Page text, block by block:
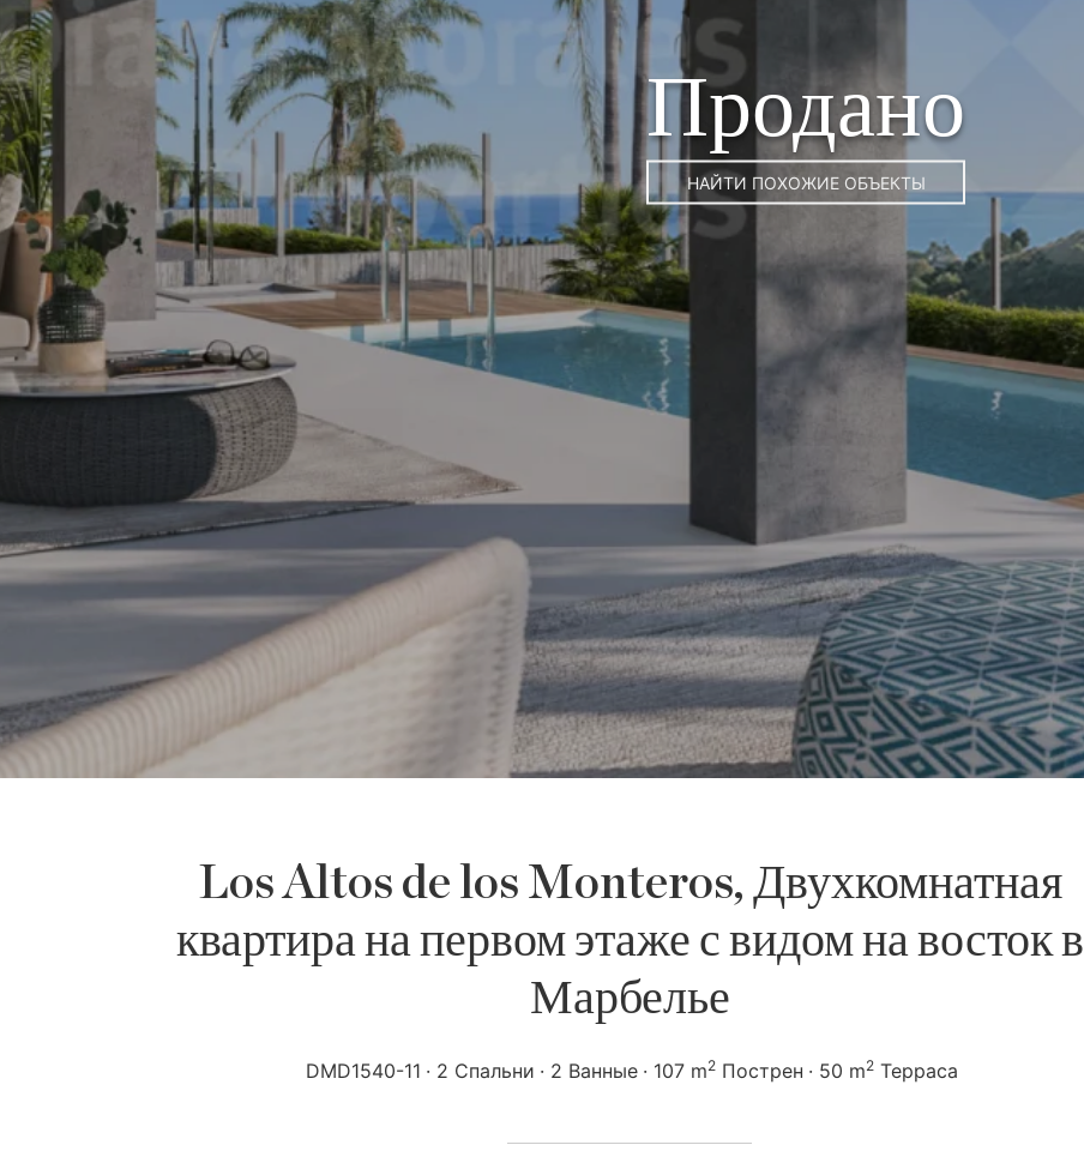
Продано
НАЙТИ ПОХОЖИЕ ОБЪЕКТЫ
Los Altos de los Monteros, Двухкомнатная
квартира на первом этаже с видом на восток в
Марбелье
DMD1540-11 2 Спальни 2 Ванные 107 m2 Пострен 50 m2 Терраса